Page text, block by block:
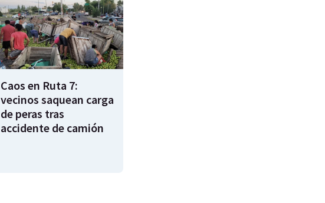
Caos en Ruta 7:
vecinos saquean carga
de peras tras
accidente de camión